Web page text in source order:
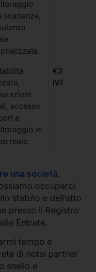
scadenze,
accesso
e
in
reale.
€333 +
IVA/
una società,
occuparci
statuto e dell’atto
presso il Registro
Entrate.
tempo e
di notai partner
snello e